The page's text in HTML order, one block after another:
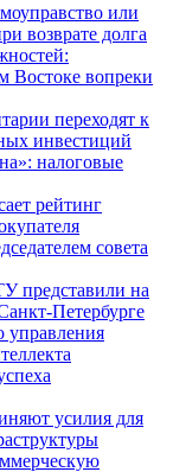
или
возврате долга
Востоке вопреки
переходят к
инвестиций
налоговые
рейтинг
совета
представили на
Петербурге
управления
усилия для